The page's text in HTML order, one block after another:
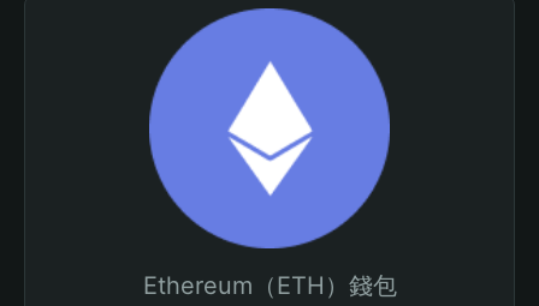
Ethereum（ETH）錢包